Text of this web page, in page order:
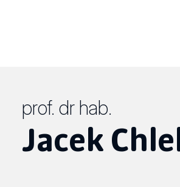
prof. dr hab.
Jacek